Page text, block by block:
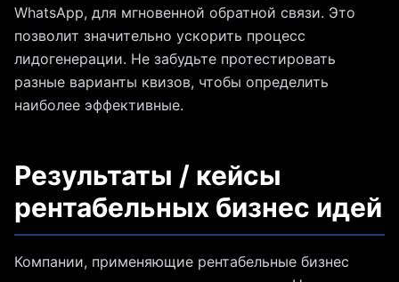
WhatsApp, для мгновенной обратной связи. Это
позволит значительно ускорить процесс
лидогенерации. Не забудьте протестировать
разные варианты квизов, чтобы определить
наиболее эффективные.
Результаты / кейсы
рентабельных бизнес идей
Компании, применяющие рентабельные бизнес